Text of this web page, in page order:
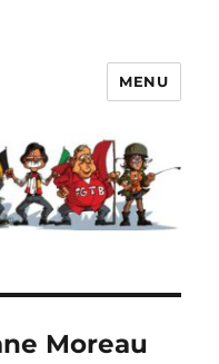
MENU
Moreau